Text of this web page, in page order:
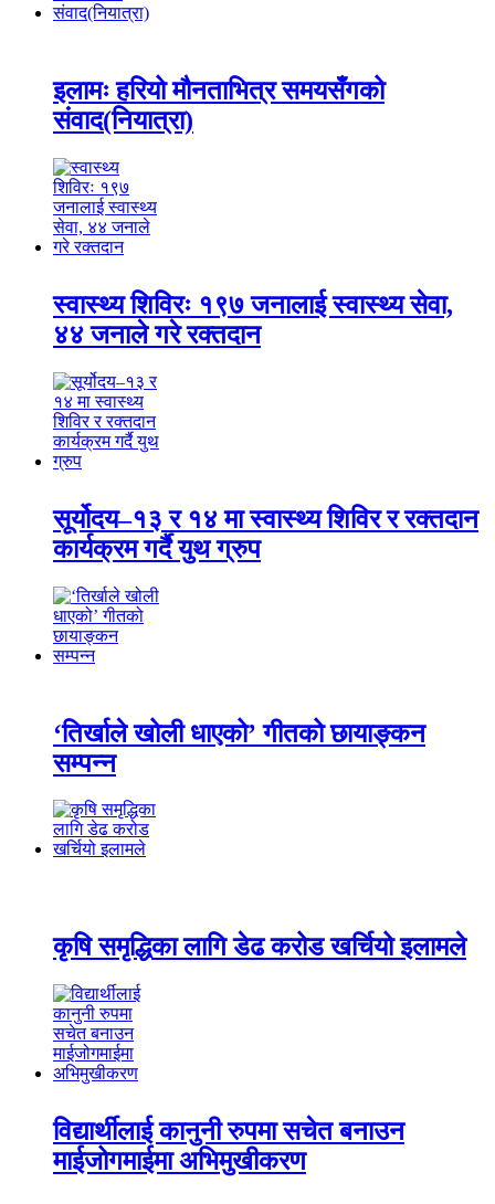
इलामः हरियो मौनताभित्र समयसँगको
संवाद(नियात्रा)
स्वास्थ्य शिविरः १९७ जनालाई स्वास्थ्य सेवा,
४४ जनाले गरे रक्तदान
सूर्योदय–१३ र १४ मा स्वास्थ्य शिविर र रक्तदान
कार्यक्रम गर्दै युथ ग्रुप
‘तिर्खाले खोली धाएको’ गीतको छायाङ्कन
सम्पन्न
कृषि समृद्धिका लागि डेढ करोड खर्चियो इलामले
विद्यार्थीलाई कानुनी रुपमा सचेत बनाउन
माईजोगमाईमा अभिमुखीकरण